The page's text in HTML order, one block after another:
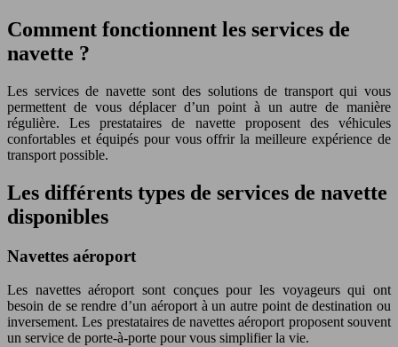
Comment fonctionnent les services de
navette ?
Les services de navette sont des solutions de transport qui vous
permettent de vous déplacer d’un point à un autre de manière
régulière. Les prestataires de navette proposent des véhicules
confortables et équipés pour vous offrir la meilleure expérience de
transport possible.
Les différents types de services de navette
disponibles
Navettes aéroport
Les navettes aéroport sont conçues pour les voyageurs qui ont
besoin de se rendre d’un aéroport à un autre point de destination ou
inversement. Les prestataires de navettes aéroport proposent souvent
un service de porte-à-porte pour vous simplifier la vie.